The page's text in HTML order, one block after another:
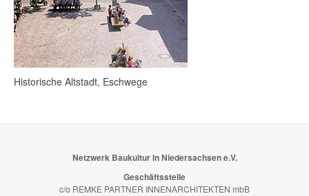
Historische Altstadt, Eschwege
Netzwerk Baukultur in Niedersachsen e.V.
Geschäftsstelle
c/o REMKE PARTNER INNENARCHITEKTEN mbB